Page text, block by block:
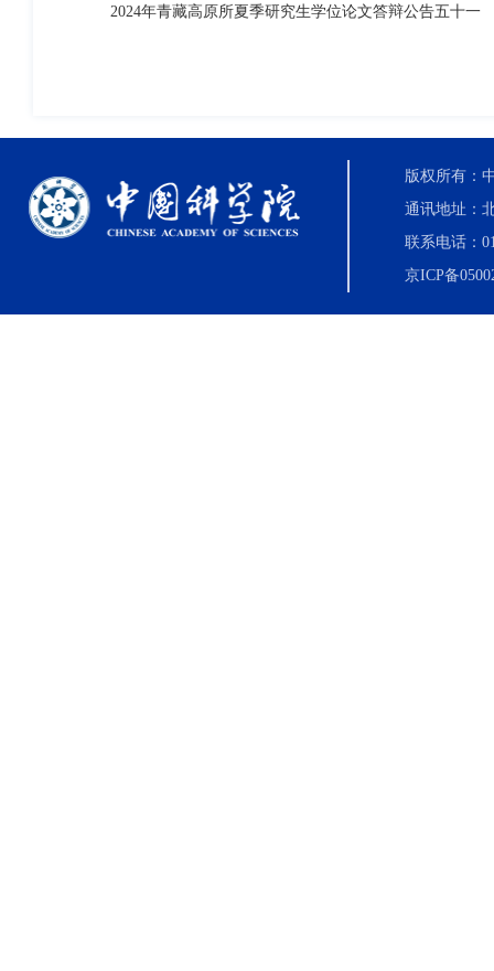
2024年青藏高原所夏季研究生学位论文答辩公告五十一
版权所有：
通讯地址：
联系电话：
京ICP备